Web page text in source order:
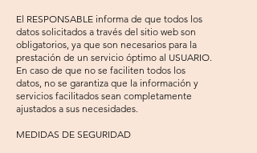
El RESPONSABLE informa de que todos los
datos solicitados a través del sitio web son
obligatorios, ya que son necesarios para la
prestación de un servicio óptimo al USUARIO.
En caso de que no se faciliten todos los
datos, no se garantiza que la información y
servicios facilitados sean completamente
ajustados a sus necesidades.
MEDIDAS DE SEGURIDAD​